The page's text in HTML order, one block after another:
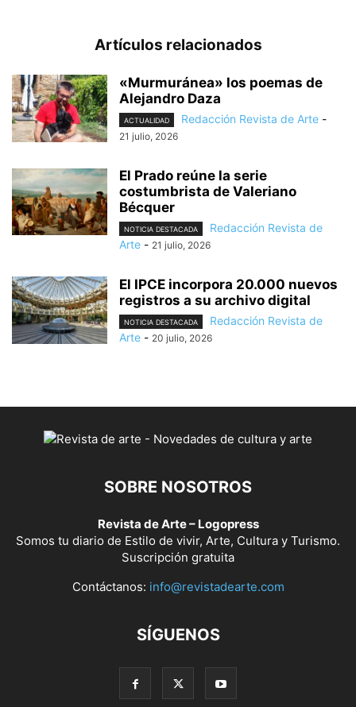
Artículos relacionados
«Murmuránea» los poemas de
Alejandro Daza
ACTUALIDAD Redacción Revista de Arte -
21 julio, 2026
El Prado reúne la serie
costumbrista de Valeriano
Bécquer
NOTICIA DESTACADA
Redacción Revista de
Arte - 21 julio, 2026
El IPCE incorpora 20.000 nuevos
registros a su archivo digital
NOTICIA DESTACADA
Redacción Revista de
Arte - 20 julio, 2026
SOBRE NOSOTROS
Revista de Arte – Logopress
Somos tu diario de Estilo de vivir, Arte, Cultura y Turismo.
Suscripción gratuita
Contáctanos: info@revistadearte.com
SÍGUENOS